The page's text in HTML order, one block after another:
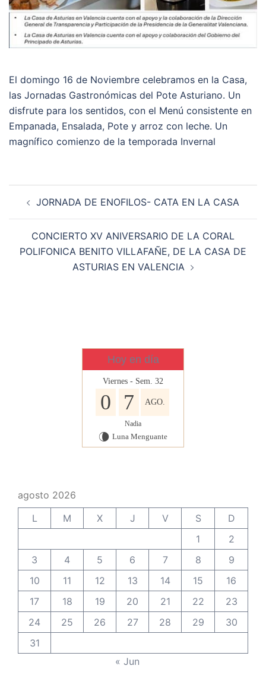
El domingo 16 de Noviembre celebramos en la Casa,
las Jornadas Gastronómicas del Pote Asturiano. Un
disfrute para los sentidos, con el Menú consistente en
Empanada, Ensalada, Pote y arroz con leche. Un
magnífico comienzo de la temporada Invernal
JORNADA DE ENOFILOS- CATA EN LA CASA
CONCIERTO XV ANIVERSARIO DE LA CORAL
POLIFONICA BENITO VILLAFAÑE, DE LA CASA DE
ASTURIAS EN VALENCIA
Hoy en día
Viernes - Sem. 32
0 7 AGO.
Nadia
V Luna Menguante
agosto 2026
L
M X J V S
D
1
2
3
4 5 6 7 8
9
10
11 12 13 14 15
16
17
18 19 20 21 22
23
24
25 26 27 28 29
30
31
« Jun